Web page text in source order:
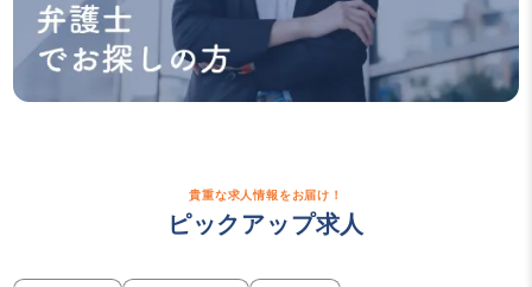
貴重な求人情報をお届け！
ピックアップ求人